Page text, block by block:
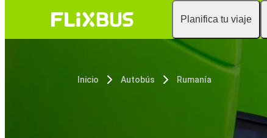
Planifica tu viaje
Inicio Autobús Rumanía